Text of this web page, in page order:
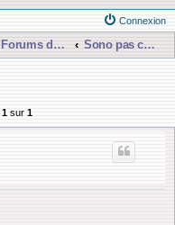
Connexion
Les Forums de Discussions
Sono pas chère et presque gratuiiit !!
1 sur 1